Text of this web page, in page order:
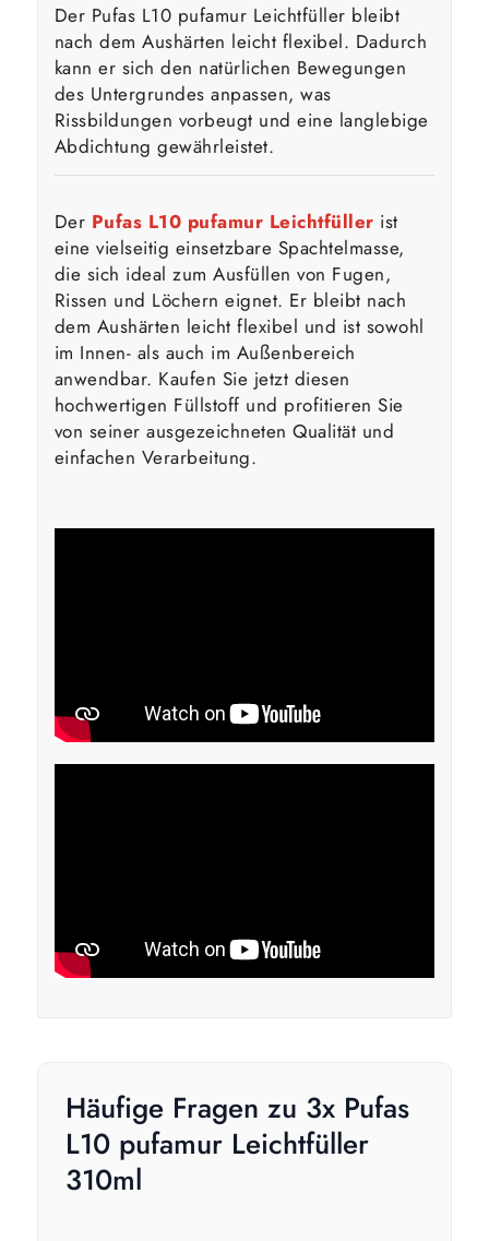
Der Pufas L10 pufamur Leichtfüller bleibt
nach dem Aushärten leicht flexibel. Dadurch
kann er sich den natürlichen Bewegungen
des Untergrundes anpassen, was
Rissbildungen vorbeugt und eine langlebige
Abdichtung gewährleistet.
Der Pufas L10 pufamur Leichtfüller ist
eine vielseitig einsetzbare Spachtelmasse,
die sich ideal zum Ausfüllen von Fugen,
Rissen und Löchern eignet. Er bleibt nach
dem Aushärten leicht flexibel und ist sowohl
im Innen- als auch im Außenbereich
anwendbar. Kaufen Sie jetzt diesen
hochwertigen Füllstoff und profitieren Sie
von seiner ausgezeichneten Qualität und
einfachen Verarbeitung.
Häufige Fragen zu 3x Pufas
L10 pufamur Leichtfüller
310ml